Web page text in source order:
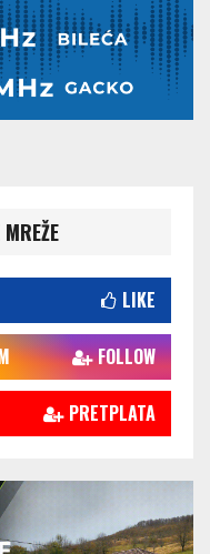
LIKE
FOLLOW
PRETPLATA